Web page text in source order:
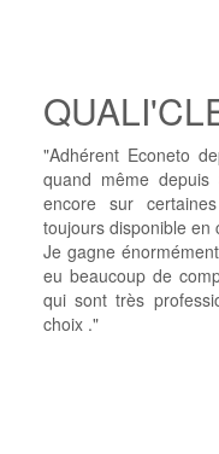
"Adhérent Econeto
quand même
encore sur certaines
toujours disponible en
Je gagne
eu beaucoup de
qui sont très
choix ."